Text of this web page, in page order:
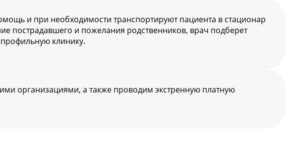
и при необходимости транспортируют пациента в стационар
пострадавшего и пожелания родственников, врач подберет
клинику.
организациями, а также проводим экстренную платную